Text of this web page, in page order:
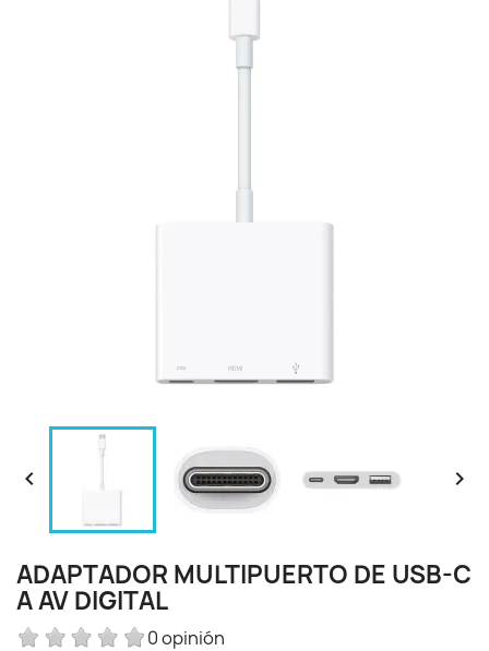
 
ADAPTADOR MULTIPUERTO DE USB-C
A AV DIGITAL
0 opinión